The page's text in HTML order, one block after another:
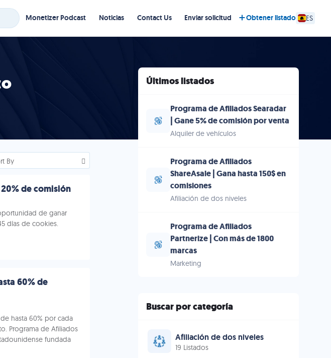
Monetizer Podcast Noticias Contact Us Enviar solicitud Obtener listado ES
By
de comisión
de ganar
días de cookies.
60% de
hasta 60% por cada
Programa de Afiliados
fundada
Últimos listados
Programa de Afiliados Searadar
| Gane 5% de comisión por venta
Alquiler de vehículos
Programa de Afiliados
ShareAsale | Gana hasta 150$ en
comisiones
Afiliación de dos niveles
Programa de Afiliados
Partnerize | Con más de 1800
marcas
Marketing
Buscar por categoría
Afiliación de dos niveles
19 Listados